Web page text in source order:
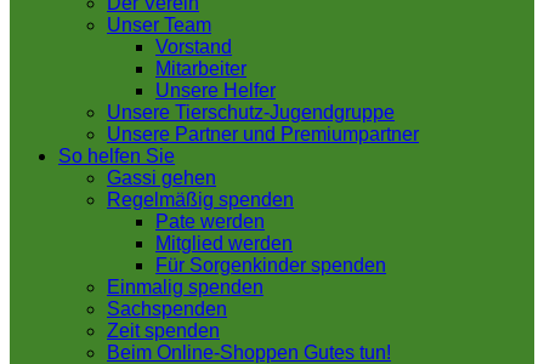
Unser Team
Vorstand
Mitarbeiter
Unsere Helfer
Unsere Tierschutz-Jugendgruppe
Unsere Partner und Premiumpartner
So helfen Sie
Gassi gehen
Regelmäßig spenden
Pate werden
Mitglied werden
Für Sorgenkinder spenden
Einmalig spenden
Sachspenden
Zeit spenden
Beim Online-Shoppen Gutes tun!